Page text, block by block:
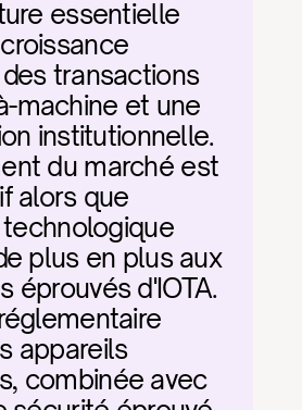
essentielle
transactions
machine et une
institutionnelle.
du marché est
alors que
plus en plus aux
éprouvés d'IOTA.
appareils
combinée avec